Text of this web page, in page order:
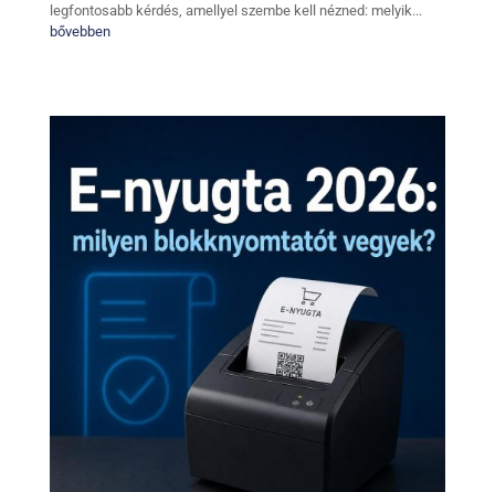
legfontosabb kérdés, amellyel szembe kell nézned: melyik...
bővebben